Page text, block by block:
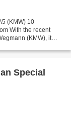
(KMW) 10
With the recent
(KMW), it
Special